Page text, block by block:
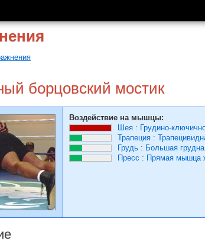
борцовский мостик
Воздействие на мышцы:
Шея : Грудино-
Трапеция :
Грудь : Большая
Пресс : Прямая мышца